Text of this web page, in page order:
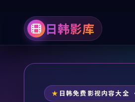
日韩影库
日韩免费影视内容大全